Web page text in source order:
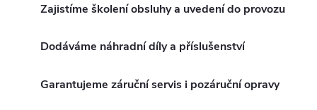
Zajistíme školení obsluhy a uvedení do provozu
Dodáváme náhradní díly a příslušenství
Garantujeme záruční servis i pozáruční opravy